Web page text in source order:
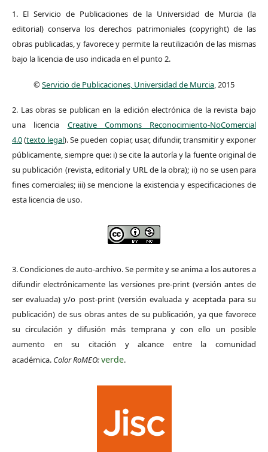
1. El Servicio de Publicaciones de la Universidad de Murcia (la
editorial) conserva los derechos patrimoniales (copyright) de las
obras publicadas, y favorece y permite la reutilización de las mismas
bajo la licencia de uso indicada en el punto 2.
©Servicio de Publicaciones, Universidad de Murcia, 2015
2. Las obras se publican en la edición electrónica de la revista bajo
una licencia Creative Commons Reconocimiento-NoComercial
4.0(texto legal). Se pueden copiar, usar, difundir, transmitir y exponer
públicamente, siempre que: i) se cite la autoría y la fuente original de
su publicación (revista, editorial y URL de la obra); ii) no se usen para
fines comerciales; iii) se mencione la existencia y especificaciones de
esta licencia de uso.
3. Condiciones de auto-archivo. Se permite y se anima a los autores a
difundir electrónicamente las versiones pre-print (versión antes de
ser evaluada) y/o post-print (versión evaluada y aceptada para su
publicación) de sus obras antes de su publicación, ya que favorece
su circulación y difusión más temprana y con ello un posible
aumento en su citación y alcance entre la comunidad
académica. Color RoMEO:verde.